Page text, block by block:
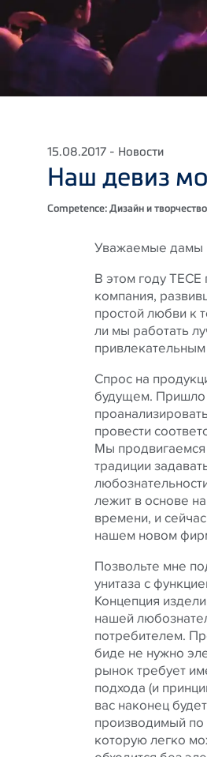
15.08.2017 - Новости
Наш девиз
Competence: Дизайн и творчество
Уважаемые дамы
В этом году ТЕСЕ
компания,
простой любви к
ли мы работать
Спрос на
будущем. Пришло
провести
Мы продвигаемся
традиции
лежит в основе
времени, и
нашем новом
Позвольте мне
унитаза с
Концепция
нашей
потребителем.
биде не нужно
рынок требует
подхода (и
вас наконец
производимый по
которую легко